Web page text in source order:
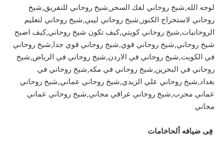
لوجه الله,شيخ روحاني لفك السحر,شيخ روحاني للتفريق,شيخ
روحاني لاستخراج الكنوز,شيخ روحاني ليبي,شيخ روحاني لتعليم
الروحانيات,شيخ روحاني كويتي,كيف تكون شيخ روحاني,كيف اصبح
شيخ روحاني,شيخ روحاني قوي,شيخ روحاني قوي جدا,شيخ روحاني
في الكويت,شيخ روحاني في الاردن,شيخ روحاني في الرياض,شيخ
روحاني في البحرين,شيخ روحاني في مكه,شيخ روحاني في
بغداد,شيخ روحاني علي الزيدي,شيخ روحاني عماني,شيخ روحاني
عماني مجرب,شيخ روحاني عراقي مجاني,شيخ روحاني عماني
مجاني
فِى ضيافه ألحاخامات